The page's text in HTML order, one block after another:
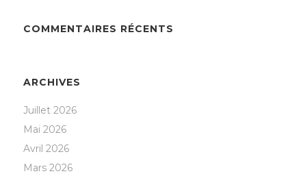
COMMENTAIRES RÉCENTS
ARCHIVES
Juillet 2026
Mai 2026
Avril 2026
Mars 2026